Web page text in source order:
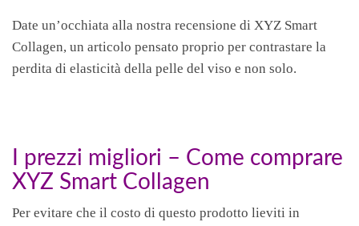
Date un’occhiata alla nostra recensione di XYZ Smart
Collagen, un articolo pensato proprio per contrastare la
perdita di elasticità della pelle del viso e non solo.
I prezzi migliori – Come comprare
XYZ Smart Collagen
Per evitare che il costo di questo prodotto lieviti in